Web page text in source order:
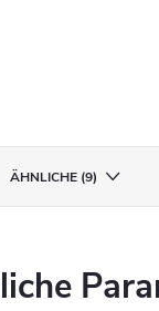
ÄHNLICHE (9)